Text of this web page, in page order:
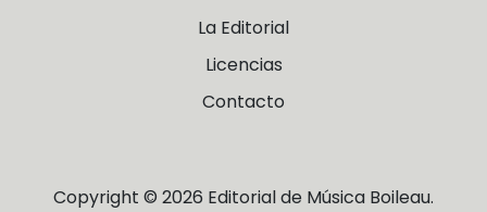
La Editorial
Licencias
Contacto
Copyright © 2026 Editorial de Música Boileau.